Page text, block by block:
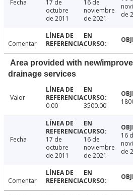
Fecha
17 de
octubre
de 2011
16 de
noviembre
de 2021
de
Comentar
Area provided with new/
drainage services
Valor
0.00
3500.00
Fecha
17 de
octubre
de 2011
16 de
noviembre
de 2021
16
de
Comentar